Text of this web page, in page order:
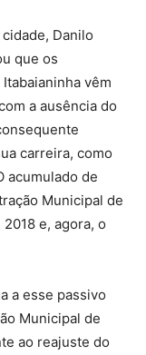
Danilo
que os
vêm
a ausência do
carreira, como
acumulado de
Municipal de
e, agora, o
a esse passivo
Municipal de
ao reajuste do